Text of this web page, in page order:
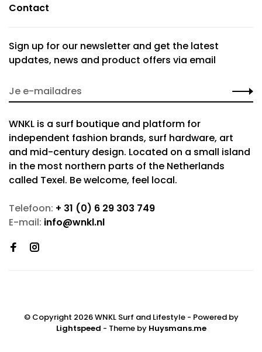
Contact
Sign up for our newsletter and get the latest
updates, news and product offers via email
WNKL is a surf boutique and platform for
independent fashion brands, surf hardware, art
and mid-century design. Located on a small island
in the most northern parts of the Netherlands
called Texel. Be welcome, feel local.
Telefoon: + 31 (0) 6 29 303 749
E-mail: info@wnkl.nl
© Copyright 2026 WNKL Surf and Lifestyle - Powered by
Lightspeed - Theme by Huysmans.me